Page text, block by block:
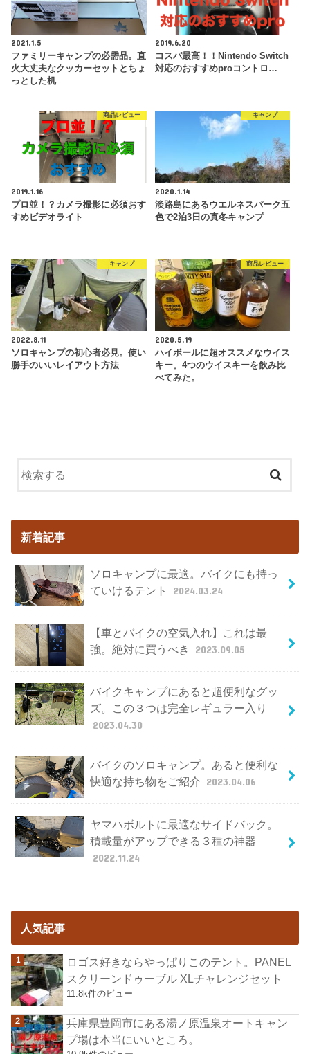
2021.1.5
ファミリーキャンプの必需品。直
火大丈夫なクッカーセットとちょ
っとした机
2019.6.20
コスパ最高！！Nintendo Switch
対応のおすすめproコントロ…
商品レビュー
2019.1.16
プロ並！？カメラ撮影に必須おす
すめビデオライト
キャンプ
2020.1.14
淡路島にあるウエルネスパーク五
色で2泊3日の真冬キャンプ
キャンプ
2022.8.11
ソロキャンプの初心者必見。使い
勝手のいいレイアウト方法
商品レビュー
2020.5.19
ハイボールに超オススメなウイス
キー。4つのウイスキーを飲み比
べてみた。
新着記事
ソロキャンプに最適。バイクにも持っ
ていけるテント
2024.03.24
【車とバイクの空気入れ】これは最
強。絶対に買うべき
2023.09.05
バイクキャンプにあると超便利なグッ
ズ。この３つは完全レギュラー入り
2023.04.30
バイクのソロキャンプ。あると便利な
快適な持ち物をご紹介 2023.04.06
ヤマハボルトに最適なサイドバック。
積載量がアップできる３種の神器
2022.11.24
人気記事
ロゴス好きならやっぱりこのテント。PANEL
スクリーンドゥーブル XLチャレンジセット
11.8k件のビュー
兵庫県豊岡市にある湯ノ原温泉オートキャン
プ場は本当にいいところ。